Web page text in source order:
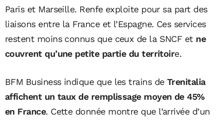
Paris et Marseille. Renfe exploite pour sa part des
liaisons entre la France et l’Espagne. Ces services
restent moins connus que ceux de la SNCF et ne
couvrent qu’une petite partie du territoire.
BFM Business indique que les trains de Trenitalia
affichent un taux de remplissage moyen de 45%
en France. Cette donnée montre que l’arrivée d’un